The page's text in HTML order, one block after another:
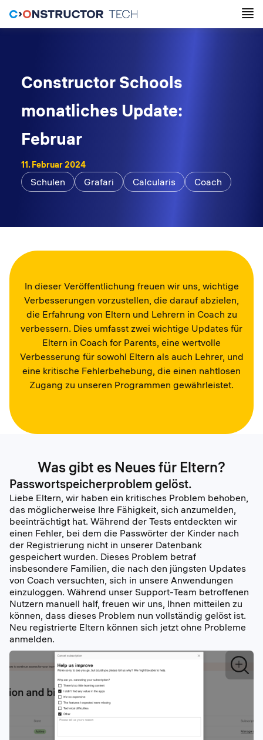
Constructor Schools
monatliches Update:
Februar
11. Februar 2024
Schulen Grafari Calcularis Coach
In dieser Veröffentlichung freuen wir uns, wichtige
Verbesserungen vorzustellen, die darauf abzielen,
die Erfahrung von Eltern und Lehrern in Coach zu
verbessern. Dies umfasst zwei wichtige Updates für
Eltern in Coach for Parents, eine wertvolle
Verbesserung für sowohl Eltern als auch Lehrer, und
eine kritische Fehlerbehebung, die einen nahtlosen
Zugang zu unseren Programmen gewährleistet.
Was gibt es Neues für Eltern?
Passwortspeicherproblem gelöst.
Liebe Eltern, wir haben ein kritisches Problem behoben,
das möglicherweise Ihre Fähigkeit, sich anzumelden,
beeinträchtigt hat. Während der Tests entdeckten wir
einen Fehler, bei dem die Passwörter der Kinder nach
der Registrierung nicht in unserer Datenbank
gespeichert wurden. Dieses Problem betraf
insbesondere Familien, die nach den jüngsten Updates
von Coach versuchten, sich in unsere Anwendungen
einzuloggen. Während unser Support-Team betroffenen
Nutzern manuell half, freuen wir uns, Ihnen mitteilen zu
können, dass dieses Problem nun vollständig gelöst ist.
Neu registrierte Eltern können sich jetzt ohne Probleme
anmelden.